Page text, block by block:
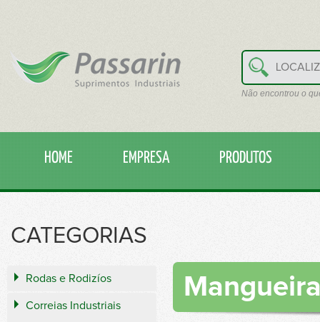
Não encontrou o
HOME EMPRESA PRODUTOS
CATEGORIAS
Rodas e Rodizíos
Correias Industriais